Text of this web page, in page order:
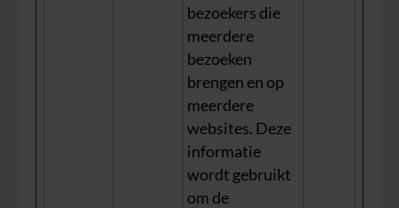
bezoekers die
meerdere
bezoeken
brengen en op
meerdere
websites. Deze
informatie
wordt gebruikt
om de